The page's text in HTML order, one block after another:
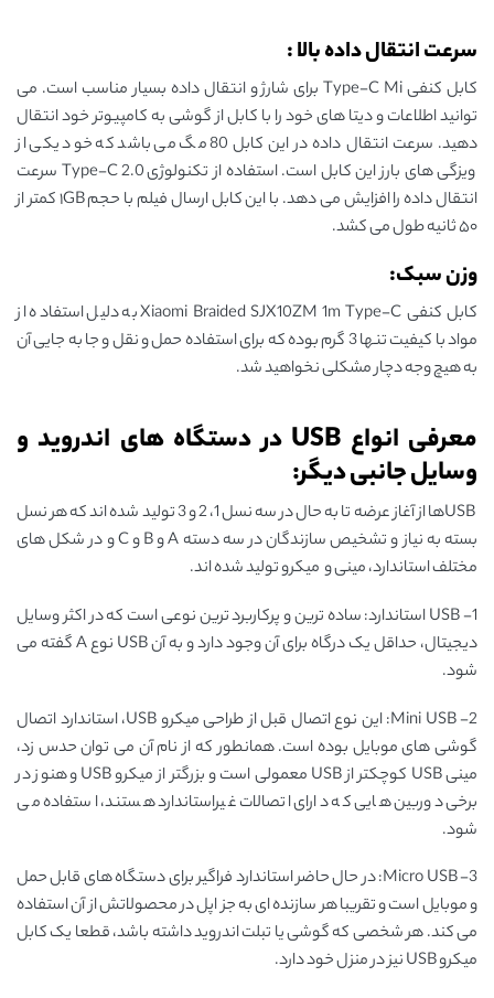
سرعت انتقال داده بالا :
کابل کنفی Type-C Mi برای شارژ و انتقال داده بسیار مناسب است. می
توانید اطلاعات و دیتا های خود را با کابل از گوشی به کامپیوتر خود انتقال
دهید. سرعت انتقال داده در این کابل 80 مگ می باشد که خود یکی از
ویزگی های بارز این کابل است. استفاده از تکنولوژی Type-C 2.0 سرعت
انتقال داده را افزایش می دهد. با این کابل ارسال فیلم با حجم ۱GB کمتر از
۵۰ ثانیه طول می کشد.
وزن سبک:
کابل کنفی Xiaomi Braided SJX10ZM 1m Type-C به دلیل استفاده از
مواد با کیفیت تنها 3 گرم بوده که برای استفاده حمل و نقل و جا به جایی آن
به هیچ وجه دچار مشکلی نخواهید شد.
معرفی انواع USB در دستگاه های اندروید و
وسایل جانبی دیگر:
USBها از آغاز عرضه تا به ‌حال در سه نسل 1، 2 و 3 تولید شد‌ه ‌اند که هر نسل
بسته به نیاز و تشخیص سازندگان در سه دسته A و B و C و در شکل ‌های
مختلف استاندارد، مینی و میکرو تولید شده‌‌ اند.
1- USB استاندارد: ساده ‌ترین و پرکاربرد ‌ترین نوعی است که در اکثر وسایل
دیجیتال، حداقل یک درگاه برای آن وجود دارد و به آن USB نوع A گفته می‌
شود.
2- Mini USB: این نوع اتصال قبل از طراحی میکرو USB، استاندارد اتصال
گوشی ‌های موبایل بوده است. همانطور که از نام آن می‌ توان حدس زد،
مینی USB کوچکتر از USB معمولی است و بزرگتر از میکرو USB و هنوز در
برخی دوربین‌ هایی که دارای اتصالات غیراستاندارد هستند، استفاده می‌
شود.
3- Micro USB: در حال حاضر استاندارد فراگیر برای دستگاه‌ های قابل حمل
و موبایل است و تقریبا هر سازنده ‌ای به‌ جز اپل در محصولاتش از آن استفاده
می ‌کند. هر شخصی که گوشی یا تبلت اندروید داشته باشد، قطعا یک کابل
میکرو USB نیز در منزل خود دارد.